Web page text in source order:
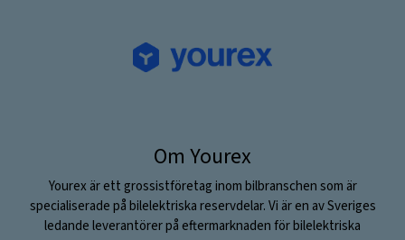
Om Yourex
Yourex är ett grossistföretag inom bilbranschen som är
specialiserade på bilelektriska reservdelar. Vi är en av Sveriges
ledande leverantörer på eftermarknaden för bilelektriska